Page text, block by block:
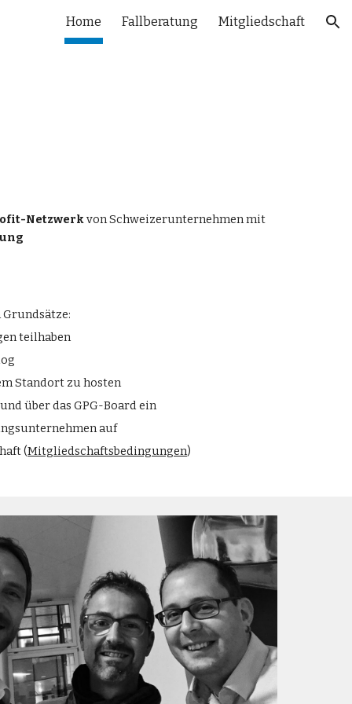
Home Fallberatung Mitgliedschaft
Netzwerkvon Schweizerunternehmen mit
teilhaben
Standort zu hosten
über das GPG-Board ein
auf
(Mitgliedschaftsbedingungen)